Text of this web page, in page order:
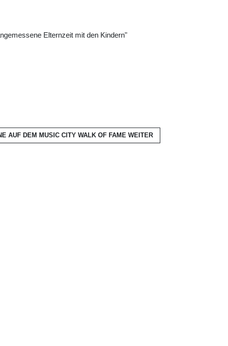
Elternzeit mit den Kindern"
AUF DEM MUSIC CITY WALK OF FAME WEITER